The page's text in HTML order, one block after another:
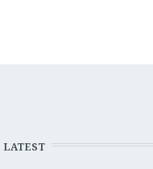
LATEST